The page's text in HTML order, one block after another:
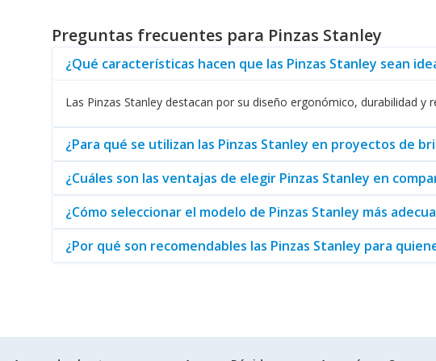
diseño equilibrado y cómodo permite un uso prolongado sin causar
Adicionalmente, Stanley ofrece otros productos útiles, como lasPistolas
producto, usted puede estar seguro de que el nivel de calidad es
Finalmente, es importante señalar quePinzas de Stanley están
Preguntas frecuentes para Pinzas Stanley
¿Qué características hacen que las Pinzas Stanley sean
Las Pinzas Stanley destacan por su diseño ergonómico, durabilidad
¿Para qué se utilizan las Pinzas Stanley en proyectos de
¿Cuáles son las ventajas de elegir Pinzas Stanley en
¿Cómo seleccionar el modelo de Pinzas Stanley más
¿Por qué son recomendables las Pinzas Stanley para